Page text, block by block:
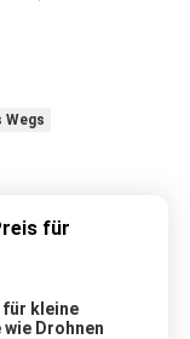
Wegs
für
für kleine
Drohnen